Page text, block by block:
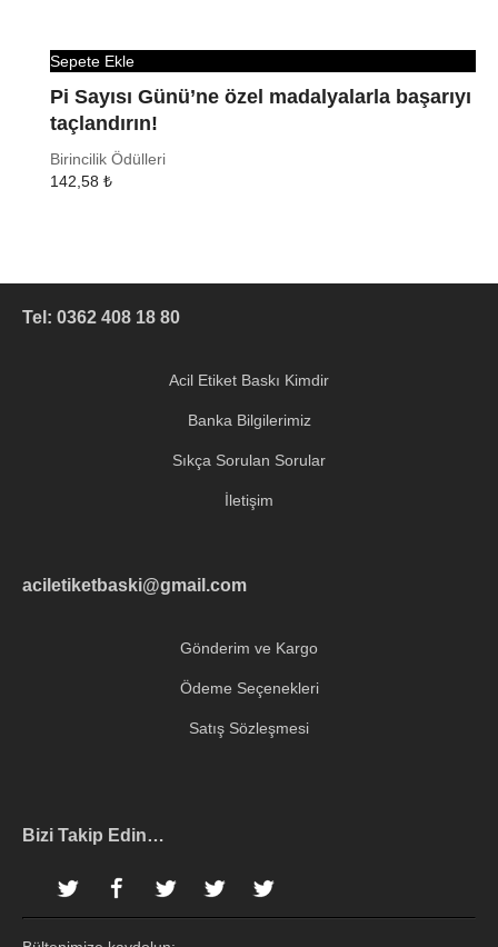
Sepete Ekle
Pi Sayısı Günü’ne özel madalyalarla başarıyı
taçlandırın!
Birincilik Ödülleri
142,58 ₺
Tel: 0362 408 18 80
Acil Etiket Baskı Kimdir
Banka Bilgilerimiz
Sıkça Sorulan Sorular
İletişim
aciletiketbaski@gmail.com
Gönderim ve Kargo
Ödeme Seçenekleri
Satış Sözleşmesi
Bizi Takip Edin…
InstagramFacebookTwitter Pinterest